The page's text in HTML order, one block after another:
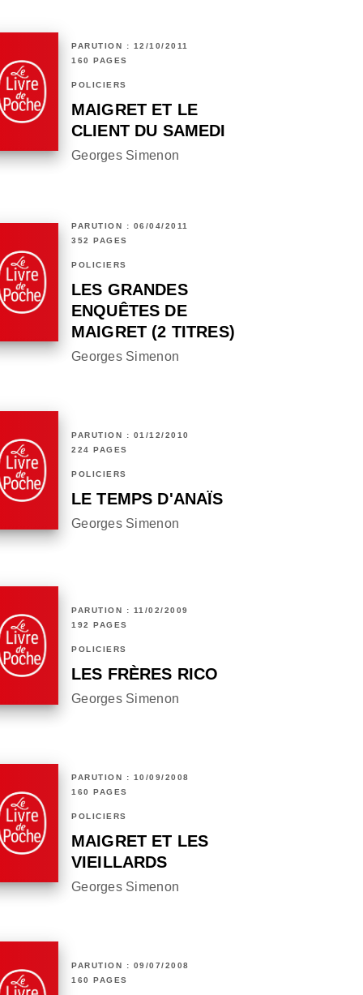
PARUTION : 12/10/2011
160 PAGES
POLICIERS
MAIGRET ET LE
CLIENT DU SAMEDI
Georges Simenon
PARUTION : 06/04/2011
352 PAGES
POLICIERS
LES GRANDES
ENQUÊTES DE
MAIGRET (2 TITRES)
Georges Simenon
PARUTION : 01/12/2010
224 PAGES
POLICIERS
LE TEMPS D'ANAÏS
Georges Simenon
PARUTION : 11/02/2009
192 PAGES
POLICIERS
LES FRÈRES RICO
Georges Simenon
PARUTION : 10/09/2008
160 PAGES
POLICIERS
MAIGRET ET LES
VIEILLARDS
Georges Simenon
PARUTION : 09/07/2008
160 PAGES